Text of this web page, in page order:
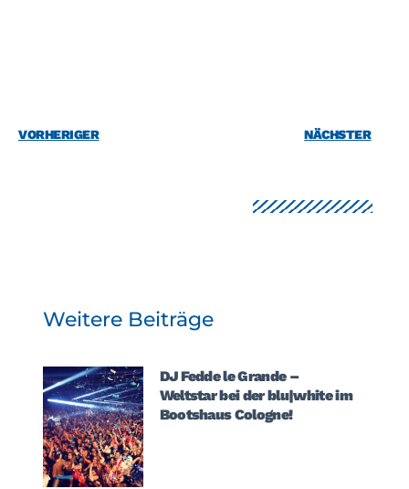
VORHERIGER NÄCHSTER
Weitere Beiträge
DJ Fedde le Grande –
Weltstar bei der blu|white im
Bootshaus Cologne!